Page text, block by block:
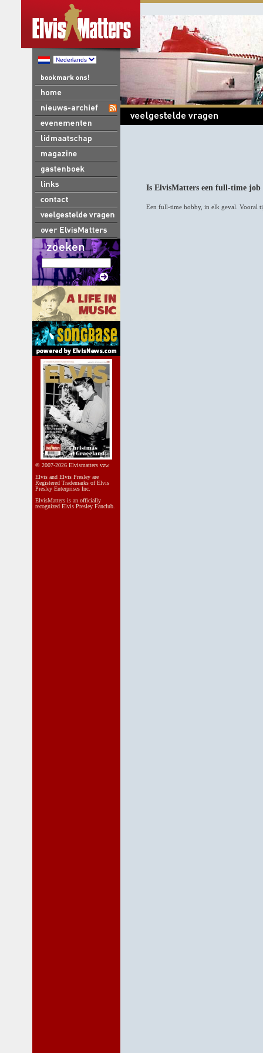
© 2007-2026 Elvismatters vzw
Elvis and Elvis Presley are
Registered Trademarks of Elvis
Presley Enterprises Inc.
ElvisMatters is an officially
recognized Elvis Presley Fanclub.
Is ElvisMatters een full-time job
Een full-time hobby, in elk geval. Vooral